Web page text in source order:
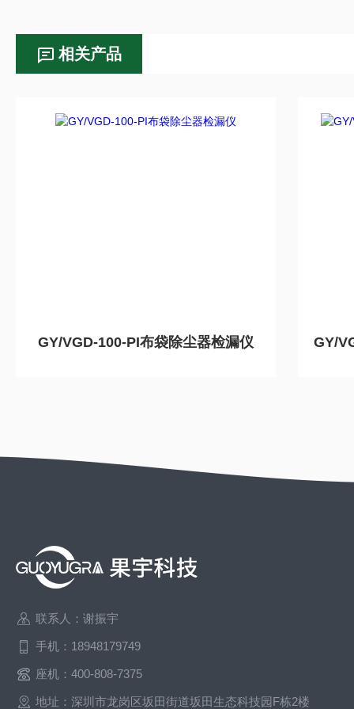
相关产品
GY/VGD-100-PI布袋除尘器检漏仪
联系人：谢振宇
手机：18948179749
座机：400-808-7375
地址：深圳市龙岗区坂田街道坂田生态科技园F栋2楼